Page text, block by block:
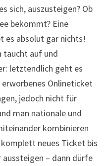
sich, auszusteigen? Ob
bekommt? Eine
es absolut gar nichts!
taucht auf und
letztendlich geht es
Onlineticket
jedoch nicht für
man nationale und
kombinieren
neues Ticket bis
– dann dürfe